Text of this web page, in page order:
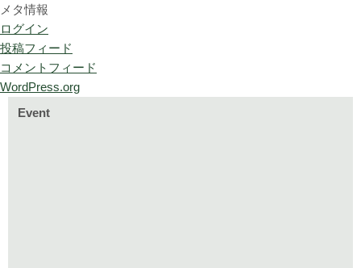
メタ情報
ログイン
投稿フィード
コメントフィード
WordPress.org
Event